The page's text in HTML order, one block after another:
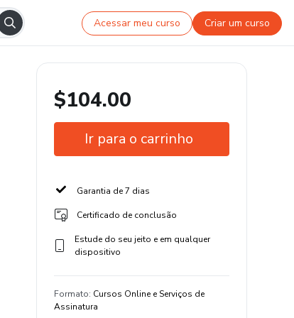
Acessar meu curso Criar um curso
$104.00
Ir para o carrinho
Garantia de 7 dias
Certificado de conclusão
Estude do seu jeito e em qualquer
dispositivo
Formato: Cursos Online e Serviços de
Assinatura